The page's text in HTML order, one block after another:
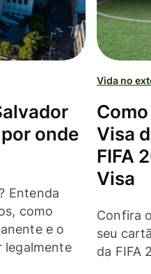
onde
Entenda
como
e o
legalmente
Vida no
Visa
FIFA
Visa
Confira
seu
da FIFA